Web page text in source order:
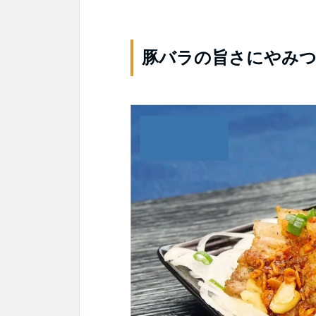
豚バラの旨さにやみ